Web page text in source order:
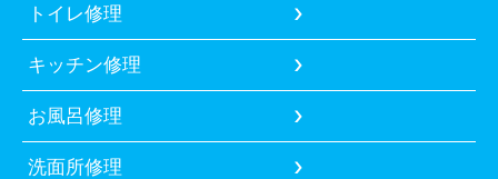
トイレ修理
キッチン修理
お風呂修理
洗面所修理